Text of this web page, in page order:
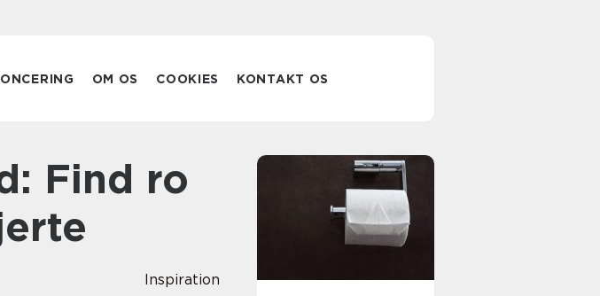
OM OS COOKIES KONTAKT OS
Inspiration